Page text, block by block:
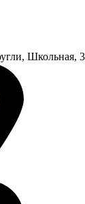
Школьная,